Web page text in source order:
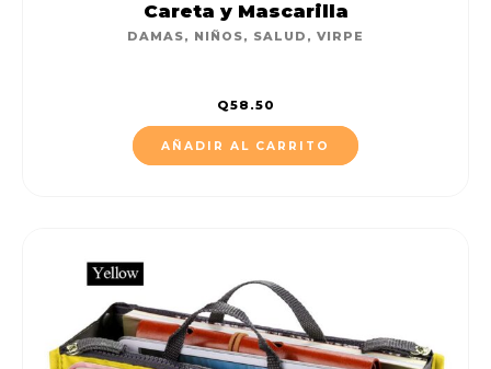
Careta y Mascarilla
DAMAS, NIÑOS, SALUD , VIRPE
Q58.50
AÑADIR AL CARRITO